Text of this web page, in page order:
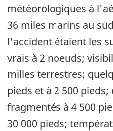
météorologiques à
36 miles marins au
l'accident étaient les
vrais à 2 noeuds;
milles terrestres;
pieds et à 2 500 pieds;
fragmentés à 4 500
30 000 pieds;